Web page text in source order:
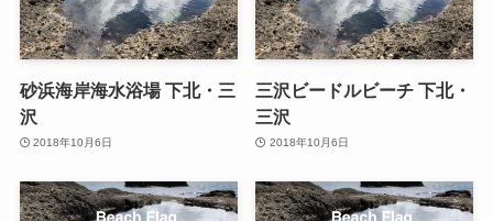
砂浜海岸海水浴場 下北・三
沢
2018年10月6日
三沢ビードルビーチ 下北・
三沢
2018年10月6日